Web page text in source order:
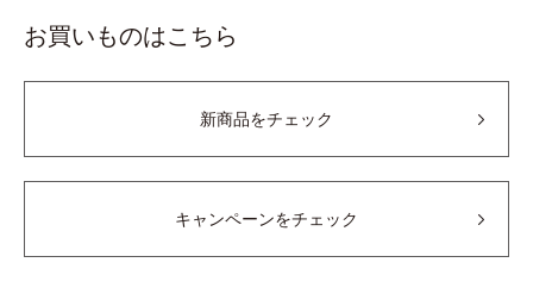
お買いものはこちら
新商品をチェック
キャンペーンをチェック